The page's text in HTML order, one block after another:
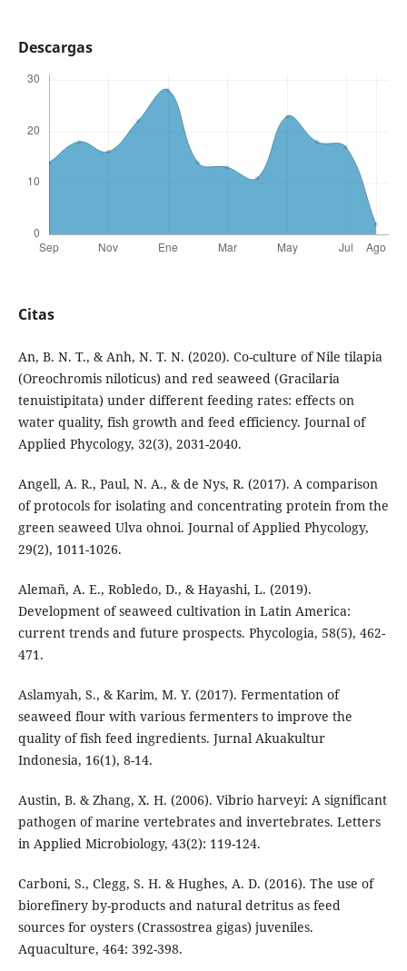
Descargas
Citas
An, B. N. T., & Anh, N. T. N. (2020). Co-culture of Nile tilapia
(Oreochromis niloticus) and red seaweed (Gracilaria
tenuistipitata) under different feeding rates: effects on
water quality, fish growth and feed efficiency. Journal of
Applied Phycology, 32(3), 2031-2040.
Angell, A. R., Paul, N. A., & de Nys, R. (2017). A comparison
of protocols for isolating and concentrating protein from the
green seaweed Ulva ohnoi. Journal of Applied Phycology,
29(2), 1011-1026.
Alemañ, A. E., Robledo, D., & Hayashi, L. (2019).
Development of seaweed cultivation in Latin America:
current trends and future prospects. Phycologia, 58(5), 462-
471.
Aslamyah, S., & Karim, M. Y. (2017). Fermentation of
seaweed flour with various fermenters to improve the
quality of fish feed ingredients. Jurnal Akuakultur
Indonesia, 16(1), 8-14.
Austin, B. & Zhang, X. H. (2006). Vibrio harveyi: A significant
pathogen of marine vertebrates and invertebrates. Letters
in Applied Microbiology, 43(2): 119-124.
Carboni, S., Clegg, S. H. & Hughes, A. D. (2016). The use of
biorefinery by-products and natural detritus as feed
sources for oysters (Crassostrea gigas) juveniles.
Aquaculture, 464: 392-398.